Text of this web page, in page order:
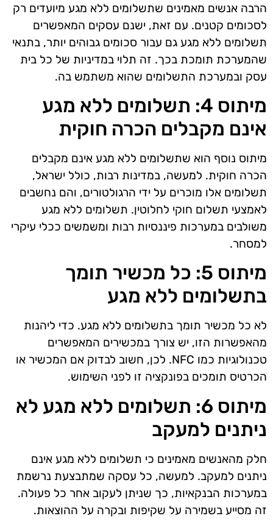
הרבה אנשים מאמינים שתשלומים ללא מגע מיועדים רק
לסכומים קטנים. עם זאת, ישנם עסקים המאפשרים
תשלומים ללא מגע גם עבור סכומים גבוהים יותר, בתנאי
שהמערכת תומכת בכך. זה תלוי במדיניות של כל בית
עסק ובמערכת התשלומים שהוא משתמש בה.
מיתוס 4: תשלומים ללא מגע
אינם מקבלים הכרה חוקית
מיתוס נוסף הוא שתשלומים ללא מגע אינם מקבלים
הכרה חוקית. למעשה, במדינות רבות, כולל ישראל,
תשלומים אלו מוכרים על ידי הרגולטורים, והם נחשבים
לאמצעי תשלום חוקי לחלוטין. תשלומים ללא מגע
משולבים במערכות פיננסיות רבות ומשמשים ככלי עיקרי
למסחר.
מיתוס 5: כל מכשיר תומך
בתשלומים ללא מגע
לא כל מכשיר תומך בתשלומים ללא מגע. כדי ליהנות
מהאפשרות הזו, יש צורך במכשירים המאפשרים
טכנולוגיות כמו NFC. לכן, חשוב לבדוק אם המכשיר או
הכרטיס תומכים בפונקציה זו לפני השימוש.
מיתוס 6: תשלומים ללא מגע לא
ניתנים למעקב
חלק מהאנשים מאמינים כי תשלומים ללא מגע אינם
ניתנים למעקב. למעשה, כל עסקה שמתבצעת נרשמת
במערכות הבנקאיות, כך שניתן לעקוב אחר כל פעולה.
זה מסייע בשמירה על שקיפות ובקרה על ההוצאות.